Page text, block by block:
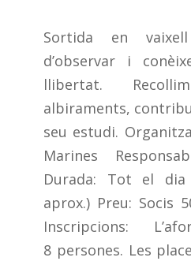
Sortida en
d’observar i
llibertat.
albiraments,
seu estudi.
Marines
Durada: Tot el
aprox.) Preu: Socis
Inscripcions:
8 persones. Les